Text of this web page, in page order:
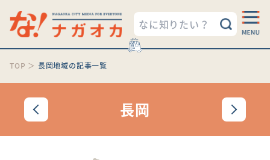
TOP ＞ 長岡地域の記事一覧
長岡